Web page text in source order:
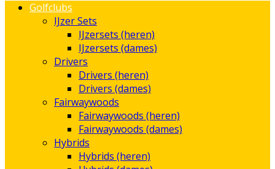
Golfclubs
IJzer Sets
IJzersets (heren)
IJzersets (dames)
Drivers
Drivers (heren)
Drivers (dames)
Fairwaywoods
Fairwaywoods (heren)
Fairwaywoods (dames)
Hybrids
Hybrids (heren)